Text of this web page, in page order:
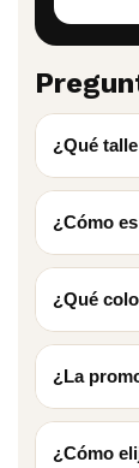
¿Qué
¿Cómo
¿Qué
¿La
¿Cómo